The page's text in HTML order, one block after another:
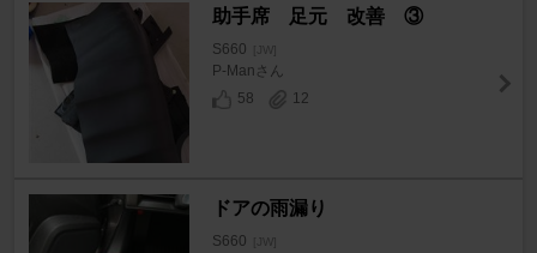
助手席 足元 改善 ③
S660 [JW]
P-Manさん
58
12
ドアの雨漏り
S660 [JW]